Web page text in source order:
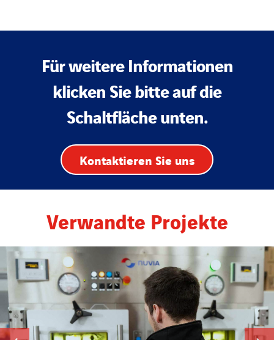
Für weitere Informationen
klicken Sie bitte auf die
Schaltfläche unten.
Kontaktieren Sie uns
Verwandte Projekte